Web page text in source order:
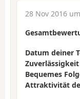
28 Nov 2016
Datum deiner
Bequemes
Attraktivität